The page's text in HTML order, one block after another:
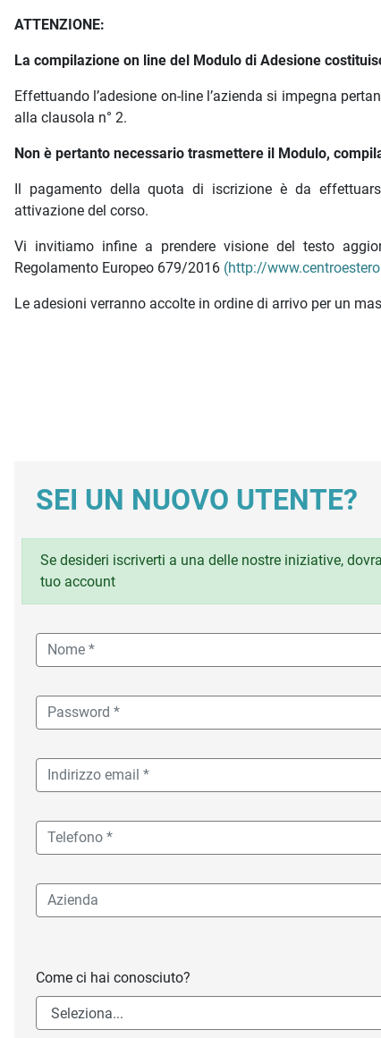
ATTENZIONE:
La compilazione on line del Modulo di Adesione
Effettuando l’adesione on-line l’azienda si impegna
alla clausola n° 2.
Non è pertanto necessario trasmettere il Modulo,
Il pagamento della quota di iscrizione è da
attivazione del corso.
Vi invitiamo infine a prendere visione del testo
Regolamento Europeo 679/2016 (http://
Le adesioni verranno accolte in ordine di arrivo per un
SEI UN NUOVO UTENTE?
Se desideri iscriverti a una delle nostre iniziative,
tuo account
Come ci hai conosciuto?